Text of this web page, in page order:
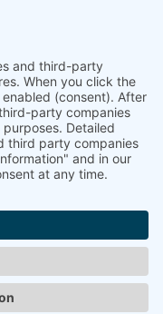
Disclaimer